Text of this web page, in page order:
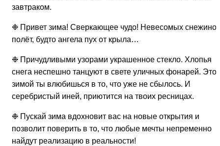
завтраком.
❉ Привет зима! Сверкающее чудо! Невесомых снежинок
полёт, будто ангела пух от крыла…
❉ Причудливыми узорами украшенное стекло. Хлопья
снега неспешно танцуют в свете уличных фонарей.
зимой ты влюбишься в то, что уже не сбылось. И
серебристый иней, приютится на твоих ресницах.
❉ Пускай зима вдохновит вас на новые открытия и
позволит поверить в то, что любые мечты непременно
найдут реализацию в реальности!